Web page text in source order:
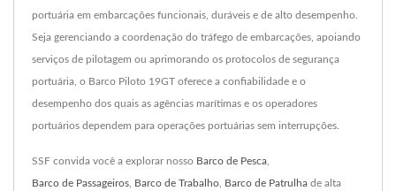
portuária em embarcações funcionais, duráveis e de alto desempenho.
Seja gerenciando a coordenação do tráfego de embarcações, apoiando
serviços de pilotagem ou aprimorando os protocolos de segurança
portuária, o Barco Piloto 19GT oferece a confiabilidade e o
desempenho dos quais as agências marítimas e os operadores
portuários dependem para operações portuárias sem interrupções.
SSF convida você a explorar nosso Barco de Pesca
Barco de Passageiros Barco de Trabalho Barco de Patrulha de alta